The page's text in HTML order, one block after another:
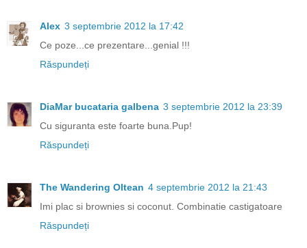
Alex 3 septembrie 2012 la 17:42
Ce poze...ce prezentare...genial !!!
Răspundeți
DiaMar bucataria galbena 3 septembrie 2012 la 23:39
Cu siguranta este foarte buna.Pup!
Răspundeți
The Wandering Oltean 4 septembrie 2012 la 21:43
Imi plac si brownies si coconut. Combinatie castigatoare
Răspundeți